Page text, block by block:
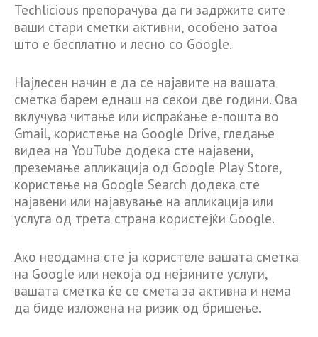
Techlicious препорачува да ги задржите сите
ваши стари сметки активни, особено затоа
што е бесплатно и лесно со Google.
Најлесен начин е да се најавите на вашата
сметка барем еднаш на секои две години. Ова
вклучува читање или испраќање е-пошта во
Gmail, користење на Google Drive, гледање
видеа на YouTube додека сте најавени,
преземање апликација од Google Play Store,
користење на Google Search додека сте
најавени или најавување на апликација или
услуга од трета страна користејќи Google.
Ако неодамна сте ја користеле вашата сметка
на Google или некоја од нејзините услуги,
вашата сметка ќе се смета за активна и нема
да биде изложена на ризик од бришење.